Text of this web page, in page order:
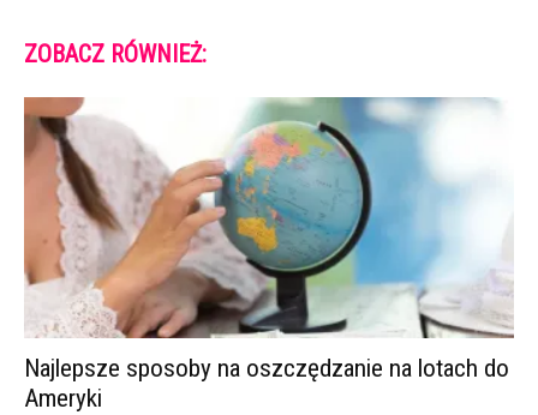
ZOBACZ RÓWNIEŻ:
Najlepsze sposoby na oszczędzanie na lotach do
Ameryki